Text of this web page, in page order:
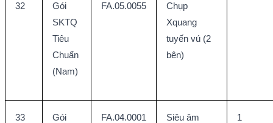
32
Gói
SKTQ
Tiêu
Chuẩn
(Nam)
FA.05.0055
Chụp
Xquang
tuyến vú (2
bên)
33
Gói
FA.04.0001
Siêu âm
1